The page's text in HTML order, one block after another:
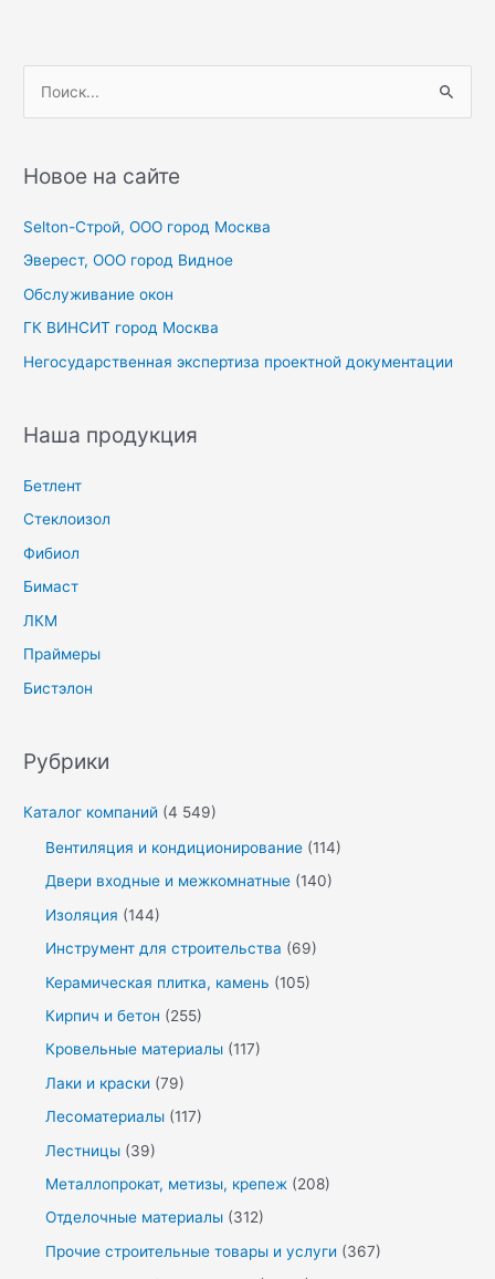
с
:
Новое на сайте
Selton-Строй, OOO город Москва
Эверест, ООО город Видное
Обслуживание окон
ГК ВИНСИТ город Москва
Негосударственная экспертиза проектной документации
Наша продукция
Бетлент
Стеклоизол
Фибиол
Бимаст
ЛКМ
Праймеры
Бистэлон
Рубрики
Каталог компаний (4 549)
Вентиляция и кондиционирование (114)
Двери входные и межкомнатные (140)
Изоляция (144)
Инструмент для строительства (69)
Керамическая плитка, камень (105)
Кирпич и бетон (255)
Кровельные материалы (117)
Лаки и краски (79)
Лесоматериалы (117)
Лестницы (39)
Металлопрокат, метизы, крепеж (208)
Отделочные материалы (312)
Прочие строительные товары и услуги (367)